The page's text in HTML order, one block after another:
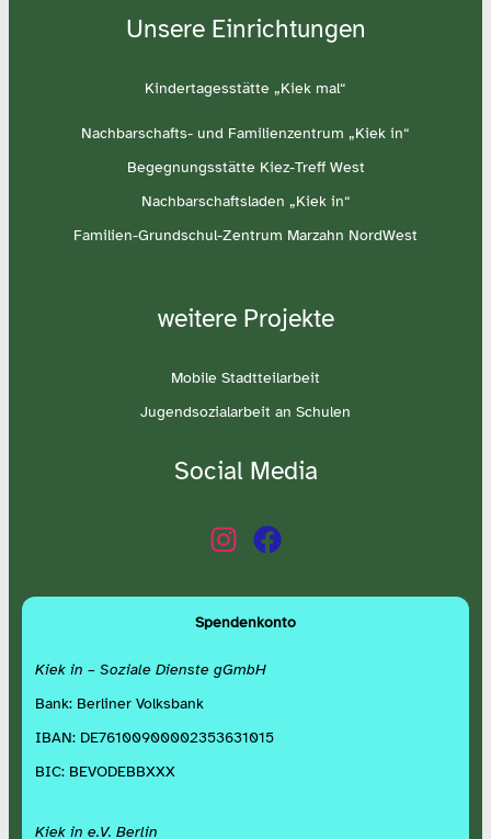
Unsere Einrichtungen
Kindertagesstätte „Kiek mal“
Nachbarschafts- und Familienzentrum „Kiek in“
Begegnungsstätte Kiez-Treff West
Nachbarschaftsladen „Kiek in“
Familien-Grundschul-Zentrum Marzahn NordWest
weitere Projekte
Mobile Stadtteilarbeit
Jugendsozialarbeit an Schulen
Social Media
Spendenkonto
Kiek in – Soziale Dienste gGmbH
Bank: Berliner Volksbank
IBAN: DE76100900002353631015
BIC: BEVODEBBXXX
Kiek in e.V. Berlin